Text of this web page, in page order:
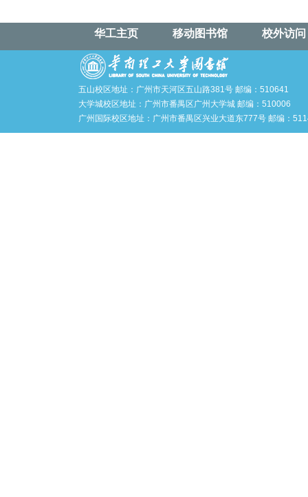
华工主页 移动图书馆 校外访问
五山校区地址：广州市天河区五山路381号 邮编：510641
大学城校区地址：广州市番禺区广州大学城 邮编：510006
广州国际校区地址：广州市番禺区兴业大道东777号 邮编：